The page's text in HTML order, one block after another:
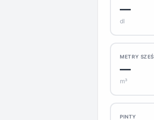
—
dl
METRY
—
m³
PINTY